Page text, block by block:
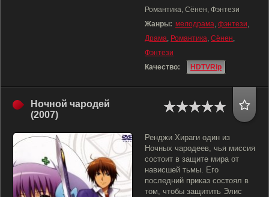
Романтика, Сёнен, Фэнтези
Жанры: мелодрама, фэнтези,
Драма, Романтика, Сёнен,
Фэнтези
Качество:
HDTVRip
Ночной чародей
(2007)
Ренджи Хираги один из
Ночных чародеев, чья миссия
состоит в защите мира от
нависшей тьмы. Его
последний приказ состоял в
том, чтобы защитить Элис